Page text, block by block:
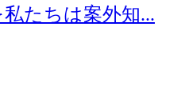
たちは案外知...